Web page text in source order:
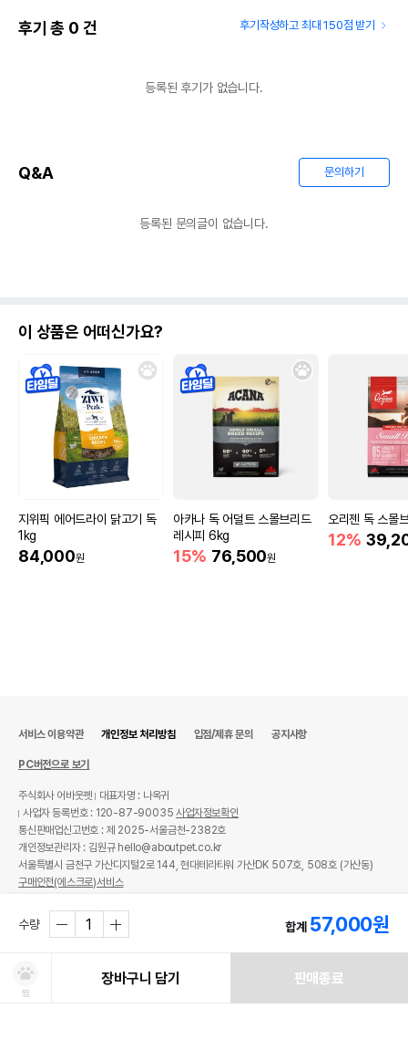
후기 총 0 건 후기작성하고 최대 150점 받기
등록된 후기가 없습니다.
Q&A 문의하기
등록된 문의글이 없습니다.
이 상품은 어떠신가요?
지위픽 에어드라이 닭고기 독
1kg
84,000원
아카나 독 어덜트 스몰브리드
레시피 6kg
15% 76,500원
오리젠 독 스몰
12%
수량 합계 57,000원
찜
장바구니 담기 판매종료
서비스 이용약관 개인정보 처리방침 입점/제휴 문의 공지사항
PC버전으로 보기
주식회사 어바웃펫
대표자명 : 나옥귀
사업자 등록번호 : 120-87-90035사업자정보확인
통신판매업신고번호 : 제 2025-서울금천-2382호
개인정보관리자 : 김원규 hello@aboutpet.co.kr
서울특별시 금천구 가산디지털2로 144, 현대테라타워 가산DK 507호, 508호 (가산동)
구매안전(에스크로)서비스